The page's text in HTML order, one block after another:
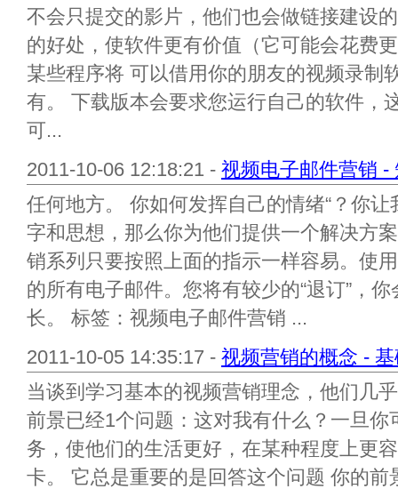
不会只提交的影片，他们也会做链接建设
的好处，使软件更有价值（它可能会花费
某些程序将 可以借用你的朋友的视频录制
有。 下载版本会要求您运行自己的软件，
可...
2011-10-06 12:18:21 - 视频电子邮件营销 -
任何地方。 你如何发挥自己的情绪“？你
字和思想，那么你为他们提供一个解决方
销系列只要按照上面的指示一样容易。使
的所有电子邮件。您将有较少的“退订”，
长。 标签：视频电子邮件营销 ...
2011-10-05 14:35:17 - 视频营销的概念 -
当谈到学习基本的视频营销理念，他们几
前景已经1个问题：这对我有什么？一旦
务，使他们的生活更好，在某种程度上更
卡。 它总是重要的是回答这个问题 你的